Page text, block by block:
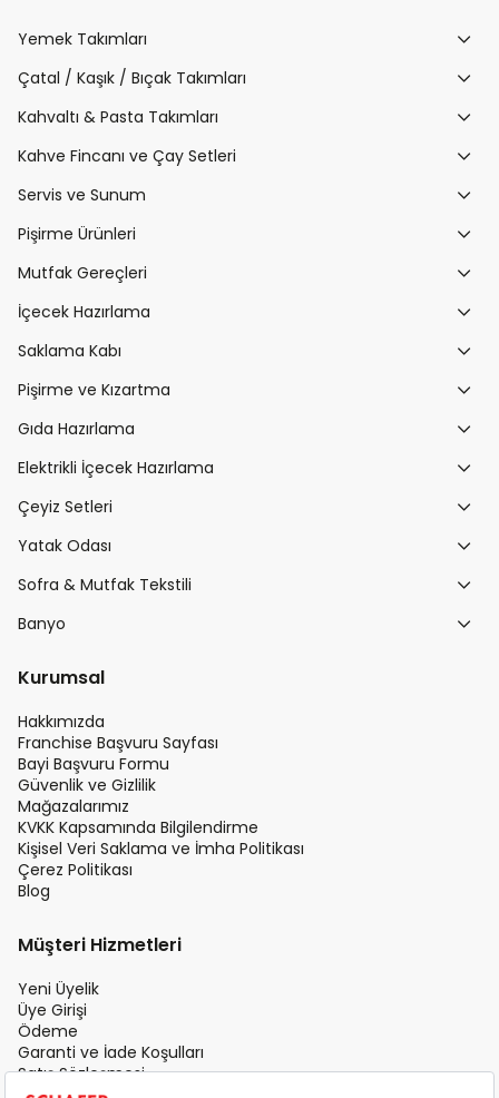
Yemek Takımları
Çatal / Kaşık / Bıçak Takımları
Kahvaltı & Pasta Takımları
Kahve Fincanı ve Çay Setleri
Servis ve Sunum
Pişirme Ürünleri
Mutfak Gereçleri
İçecek Hazırlama
Saklama Kabı
Pişirme ve Kızartma
Gıda Hazırlama
Elektrikli İçecek Hazırlama
Çeyiz Setleri
Yatak Odası
Sofra & Mutfak Tekstili
Banyo
Kurumsal
Hakkımızda
Franchise Başvuru Sayfası
Bayi Başvuru Formu
Güvenlik ve Gizlilik
Mağazalarımız
KVKK Kapsamında Bilgilendirme
Kişisel Veri Saklama ve İmha Politikası
Çerez Politikası
Blog
Müşteri Hizmetleri
Yeni Üyelik
Üye Girişi
Ödeme
Garanti ve İade Koşulları
Satış Sözleşmesi